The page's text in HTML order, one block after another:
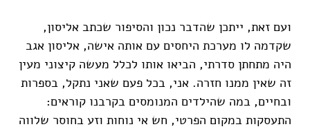
ועם זאת, ייתכן שהדבר נכון והסיפור שכתב אליסון,
שקדמה לו מערכת היחסים עם אותה אישה, אליסון אגב
היה מתחתן סדרתי, הביאו אותו לכלל מעשה קיצוני מעין
זה שאין ממנו חזרה. אני, בכל פעם שאני נתקל, בספרות
ובחיים, במה שהילדים המנומסים בקרבנו קוראים:
התעסקות במקום הפרטי, חש אי נוחות וזע בחוסר שלווה